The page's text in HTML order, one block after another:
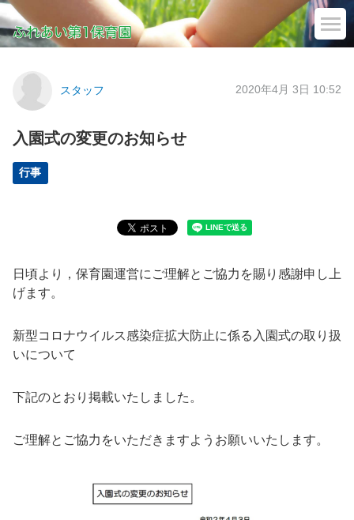
スタッフ 2020年4月 3日 10:52
入園式の変更のお知らせ
行事
日頃より，保育園運営にご理解とご協力を賜り感謝申し上
げます。
新型コロナウイルス感染症拡大防止に係る入園式の取り扱
いについて
下記のとおり掲載いたしました。
ご理解とご協力をいただきますようお願いいたします。